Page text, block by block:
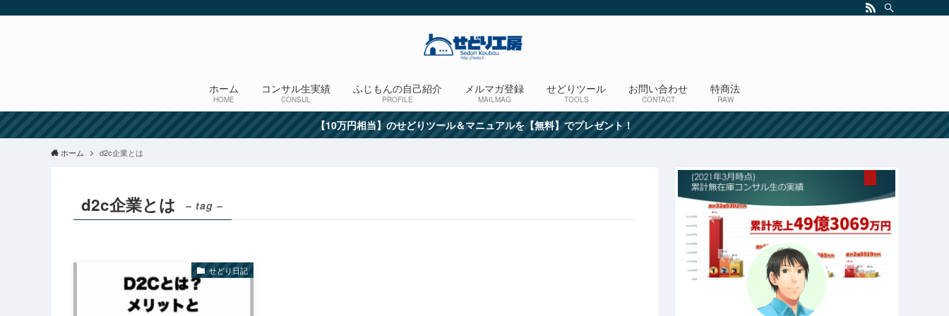
ホーム
HOME
コンサル生実績
CONSUL
ふじもんの自己紹介
PROFILE
メルマガ登録
MAILMAG
せどりツール
TOOLS
お問い合わせ
CONTACT
特商法
RAW
【10万円相当】のせどりツール＆マニュアルを【無料】でプレゼント！
ホーム d2c企業とは
d2c企業とは – tag –
せどり日記